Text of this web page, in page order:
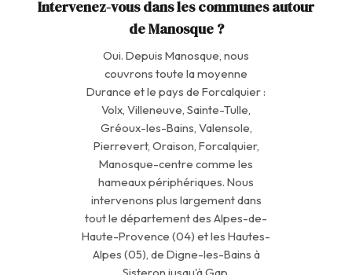
Intervenez-vous dans les communes autour
de Manosque ?
Oui. Depuis Manosque, nous
couvrons toute la moyenne
Durance et le pays de Forcalquier :
Volx, Villeneuve, Sainte-Tulle,
Gréoux-les-Bains, Valensole,
Pierrevert, Oraison, Forcalquier,
Manosque-centre comme les
hameaux périphériques. Nous
intervenons plus largement dans
tout le département des Alpes-de-
Haute-Provence (04) et les Hautes-
Alpes (05), de Digne-les-Bains à